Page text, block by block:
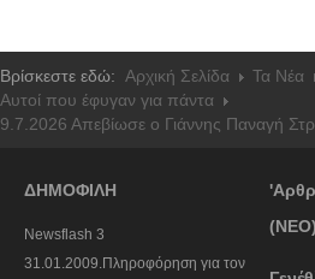
Βρίσκεστε εδώ: Αρχική Σελίδα
Τα Νέα
Αυτοί που έφυγαν για πάντα
9.7.2026 Απεβίωσε ο Γιάννης Παναγή
ΔΗΜΟΦΙΛΗ
Newsflash 3
31.01.2009.Πληροφόρηση για τον
(ΝΕΟ)